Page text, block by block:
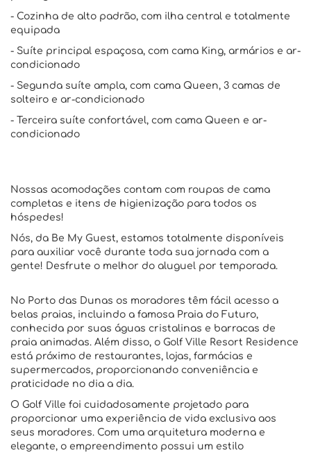
- Cozinha de alto padrão, com ilha central e totalmente
equipada
- Suíte principal espaçosa, com cama King, armários e ar-
condicionado
- Segunda suíte ampla, com cama Queen, 3 camas de
solteiro e ar-condicionado
- Terceira suíte confortável, com cama Queen e ar-
condicionado
Nossas acomodações contam com roupas de cama
completas e itens de higienização para todos os
hóspedes!
Nós, da Be My Guest, estamos totalmente disponíveis
para auxiliar você durante toda sua jornada com a
gente! Desfrute o melhor do aluguel por temporada.
No Porto das Dunas os moradores têm fácil acesso a
belas praias, incluindo a famosa Praia do Futuro,
conhecida por suas águas cristalinas e barracas de
praia animadas. Além disso, o Golf Ville Resort Residence
está próximo de restaurantes, lojas, farmácias e
supermercados, proporcionando conveniência e
praticidade no dia a dia.
O Golf Ville foi cuidadosamente projetado para
proporcionar uma experiência de vida exclusiva aos
seus moradores. Com uma arquitetura moderna e
elegante, o empreendimento possui um estilo